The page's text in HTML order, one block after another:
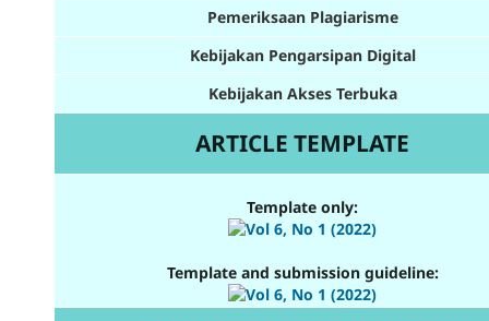
Pemeriksaan Plagiarisme
Kebijakan Pengarsipan Digital
Kebijakan Akses Terbuka
ARTICLE TEMPLATE
Template only:
Template and submission guideline: